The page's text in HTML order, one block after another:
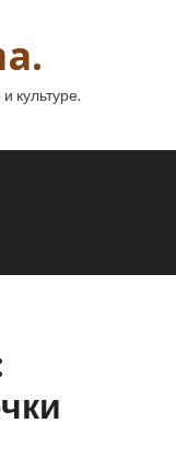
культуре.